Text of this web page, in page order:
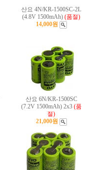
산요 4N/KR-1500SC-2L
(4.8V 1500mAh) (품절)
14,000원
산요 6N/KR-1500SC
(7.2V 1500mAh) 2x3 (품
절)
21,000원